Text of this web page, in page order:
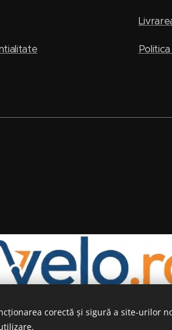
corectă și sigură a site-urilor